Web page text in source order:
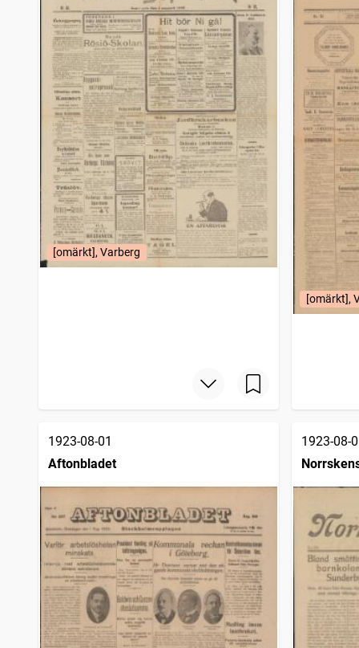
[omärkt], Varberg
[omärkt],
1923-08-01
Aftonbladet
1923-08-